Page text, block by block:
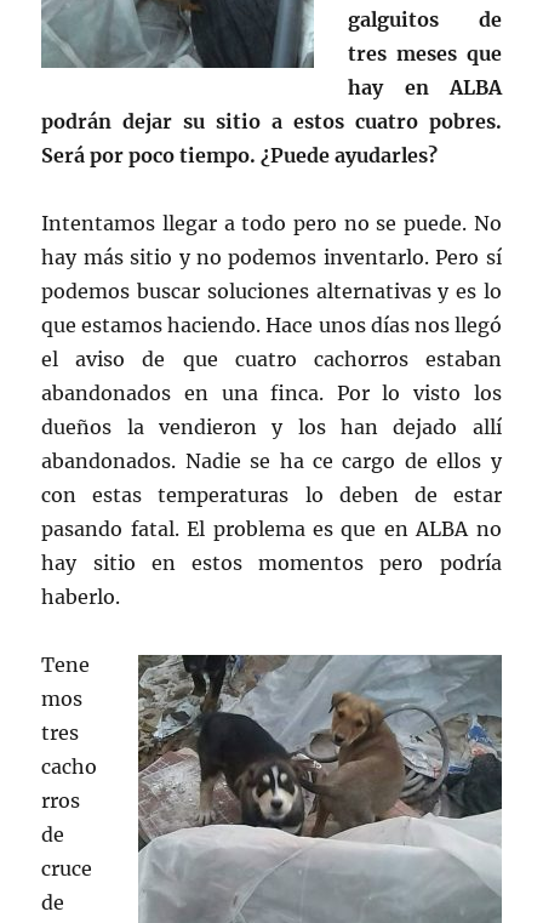
galguitos de
tres meses que
hay en ALBA
podrán dejar su sitio a estos cuatro pobres.
Será por poco tiempo. ¿Puede ayudarles?
Intentamos llegar a todo pero no se puede. No
hay más sitio y no podemos inventarlo. Pero sí
podemos buscar soluciones alternativas y es lo
que estamos haciendo. Hace unos días nos llegó
el aviso de que cuatro cachorros estaban
abandonados en una finca. Por lo visto los
dueños la vendieron y los han dejado allí
abandonados. Nadie se ha ce cargo de ellos y
con estas temperaturas lo deben de estar
pasando fatal. El problema es que en ALBA no
hay sitio en estos momentos pero podría
haberlo.
Tene
mos
tres
cacho
rros
de
cruce
de